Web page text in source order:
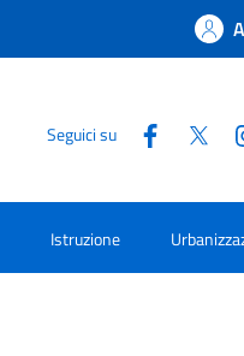
Seguici su
Istruzione